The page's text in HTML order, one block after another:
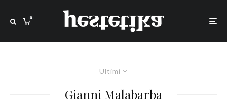
0
Ultimi
Gianni Malabarba